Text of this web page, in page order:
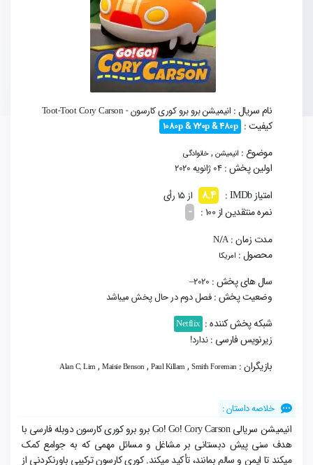
نام سریال : انیمیشن برو برو کوری کارسون - Toot-Toot Cory Carson
کیفیت : 1080p & 720p & 480p
موضوع : انیمیشن ,خانوادگی
اولین پخش :04 ژانویه 2020
امتیاز IMDb : 8.4 از 15 رأی
نمره منتقدین از 100 : -
مدت زمان :N/A
محصول : امریکا
سال های پخش : 2020–
وضعیت پخش :فصل دوم در حال پخش میباشد
شبکه پخش کننده : Netflix
زیرنویس فارسی :ندارد!
بازیگران : Alan C. Lim, Maisie Benson, Paul Killam, Smith Foreman
خلاصه داستان :
انیمیشن سریالی Go! Go! Cory Carson برو برو کوری کارسون دوبله فارسی با
هدف سنی پیش دبستانی بر مشاغل و مسائل مهمی که به جوامع کمک
میکند تا ایمن و سالم بمانند، تأکید میکند. کوری کارسون ترکیبی باورنکردنی از